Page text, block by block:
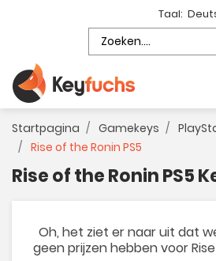
Taal:
Startpagina Gamekeys
Rise of the Ronin PS5
Rise of the Ronin PS5
Oh, het ziet er naar uit dat
geen prijzen hebben voor